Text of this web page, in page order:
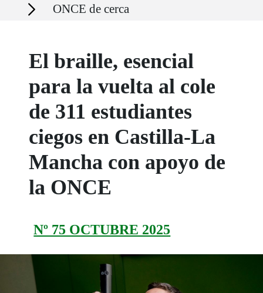
Secciones ONCE de cerca
El braille, esencial
para la vuelta al cole
de 311 estudiantes
ciegos en Castilla-La
Mancha con apoyo de
la ONCE
Nº 75 OCTUBRE 2025